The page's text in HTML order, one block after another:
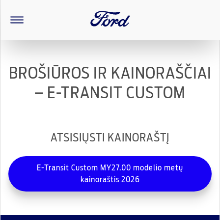
BROŠIŪROS IR KAINORAŠČIAI
– E-TRANSIT CUSTOM
ATSISIŲSTI KAINORAŠTĮ
E-Transit Custom MY27.00 modelio metų
kainoraštis 2026